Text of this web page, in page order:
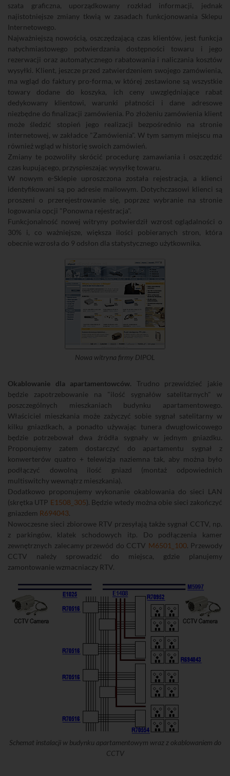
szata graficzna, uporządkowany rozkład informacji, jednak
najistotniejsze zmiany tkwią w zasadach funkcjonowania Sklepu
Internetowego.
Najważniejszą nowością, oszczędzającą czas klientów, jest funkcja
natychmiastowego potwierdzania dostępności towaru i jego
rezerwacji oraz automatycznego rabatowania i naliczania kosztów
wysyłki. Klient, jeszcze przed zatwierdzeniem swojego zamówienia,
ma wgląd do faktury pro-forma, w której zestawione są wszystkie
towary dodane do koszyka, ich ceny uwzględniające rabat
dedykowany klientowi, warunki płatności i dane adresowe
niezbędne do finalizacji zamówienia. Po złożeniu zamówienia klient
może śledzić stopień jego realizacji bezpośrednio na stronie
internetowej, w zakładce "Zamówienia". W tym samym miejscu ma
również wgląd w historię swoich zamówień.
Zmiany te pozwoliły skrócić procedurę zamawiania i oszczędzić
czas kupującego, przyspieszając wysyłkę towaru.
W nowym e-Sklepie uproszczona została rejestracja, a klienci
identyfikowani są po adresie mailowym. Dotychczasowi klienci są
proszeni o przerejestrowanie się, poprzez wybranie na stronie
logowania opcji "Ponowna rejestracja".
Funkcjonalność nowej witryny potwierdził wzrost oglądalności o
30% i, co ważniejsze, większa ilości pobieranych stron, która
obecnie wzrosła do 9 odsłon dla statystycznego użytkownika.
Nowa witryna firmy DIPOL
Okablowanie dla apartamentowców. Trudno przewidzieć jakie
będzie zapotrzebowanie na "ilość sygnałów satelitarnych" w
poszczególnych mieszkaniach budynku apartamentowego.
Właściciel mieszkania może zażyczyć sobie sygnał satelitarny w
kilku gniazdkach, a ponadto używając tunera dwugłowicowego
będzie potrzebował dwa źródła sygnały w jednym gniazdku.
Proponujemy zatem dostarczyć do apartamentu sygnał z
konwerterów quatro + telewizja naziemna tak, aby można było
podłączyć dowolną ilość gniazd (montaż odpowiednich
multiswitchy wewnątrz mieszkania).
Dodatkowo proponujemy wykonanie okablowania do sieci LAN
(skrętka UTP E1508_305). Będzie wtedy można obie sieci zakończyć
gniazdem R694043.
Nowoczesne sieci zbiorowe RTV przesyłają także sygnał CCTV, np.
z parkingów, klatek schodowych itp. Do podłączenia kamer
zewnętrznych zalecamy przewód do CCTV M6501_100. Przewody
CCTV należy sprowadzić do miejsca, gdzie planujemy
zamontowanie wzmacniaczy RTV.
Schemat instalacji w budynku apartamentowym wraz z okablowaniem do
CCTV